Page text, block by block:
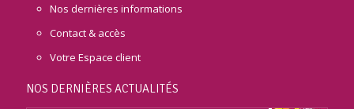
Nos dernières informations
Contact & accès
Votre Espace client
NOS DERNIÈRES ACTUALITÉS